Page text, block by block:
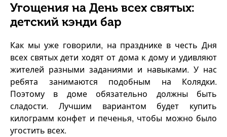
Угощения на День всех святых:
детский кэнди бар
Как мы уже говорили, на празднике в честь Дня
всех святых дети ходят от дома к дому и удивляют
жителей разными заданиями и навыками. У нас
ребята занимаются подобным на Колядки.
Поэтому в доме обязательно должны быть
сладости. Лучшим вариантом будет купить
килограмм конфет и печенья, чтобы можно было
угостить всех.